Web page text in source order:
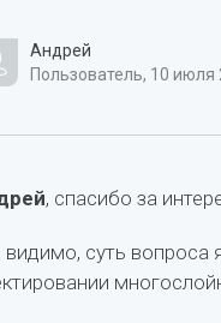
Андрей
Пользователь, 10 июля
, спасибо за
видимо, суть вопроса